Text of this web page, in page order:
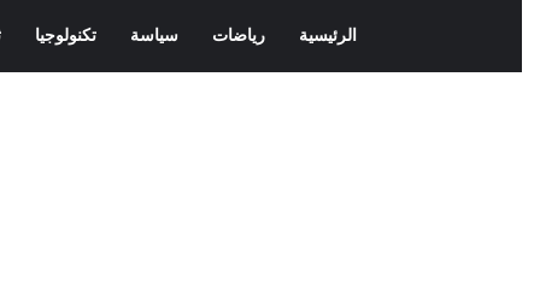
الرئيسية رياضات سياسة تكنولوجيا